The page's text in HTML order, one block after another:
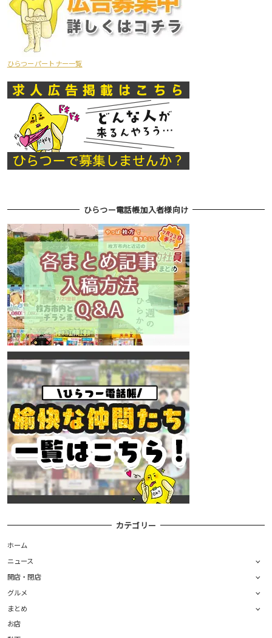
ひらつーパートナー一覧
ひらつー電話帳加入者様向け
カテゴリー
ホーム
ニュース
開店・閉店
グルメ
まとめ
お店